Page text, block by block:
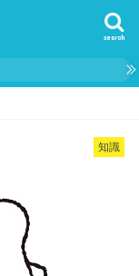
search
知識